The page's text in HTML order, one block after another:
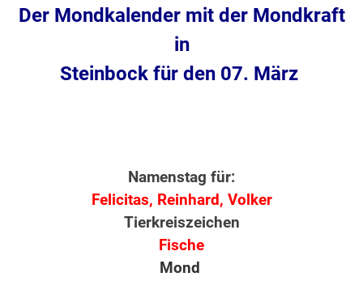
Der Mondkalender mit der Mondkraft
in
Steinbock für den 07. März
Namenstag für:
Felicitas, Reinhard, Volker
Tierkreiszeichen
Fische
Mond